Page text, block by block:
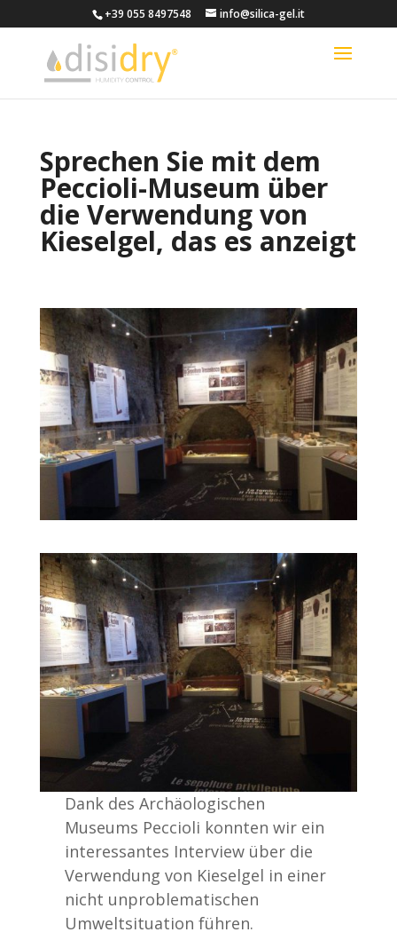
+39 055 8497548 info@silica-gel.it
Sprechen Sie mit dem
Peccioli-Museum über
die Verwendung von
Kieselgel, das es anzeigt
Dank des Archäologischen
Museums Peccioli konnten wir ein
interessantes Interview über die
Verwendung von Kieselgel in einer
nicht unproblematischen
Umweltsituation führen.